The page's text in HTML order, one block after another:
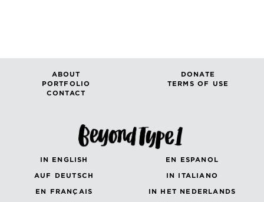
ABOUT
DONATE
PORTFOLIO
TERMS OF USE
CONTACT
IN ENGLISH
EN ESPANOL
AUF DEUTSCH
IN ITALIANO
EN FRANÇAIS
IN HET NEDERLANDS